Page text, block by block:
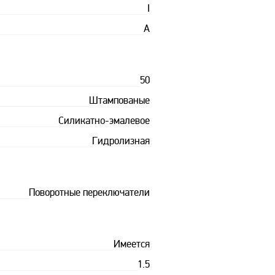
A
50
Штампованые
Силикатно-эмалевое
Гидролизная
Поворотные переключатели
Имеется
1.5